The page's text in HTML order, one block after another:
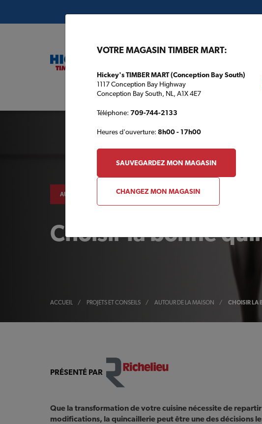
Plans de construction
AUTOUR DE LA MAISON
Choisir la bonne
ACCUEIL / PROJETS ET CONSEILS / AUTOUR DE LA MAISON / CHOISIR LA
PRÉSENTÉ PAR
Que la transformation de votre cuisine nécessite de
modifications, la quincaillerie peut être une des décisions
VOTRE MAGASIN TIMBER MART:
Hickey's TIMBER MART (Conception Bay South)
1117 Conception Bay Highway
Conception Bay South, NL, A1X 4E7
Téléphone: 709-744-2133
Heures d'ouverture: 8h00 - 17h00
SAUVEGARDEZ MON MAGASIN
CHANGEZ MON MAGASIN